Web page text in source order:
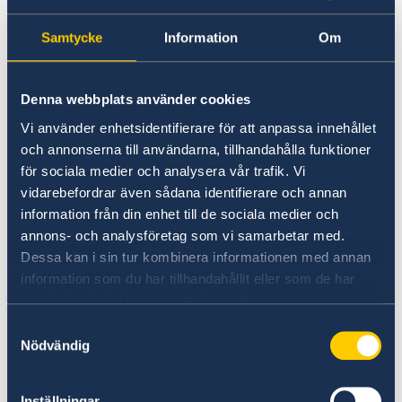
Samtycke Information Om
Denna webbplats använder cookies
Vi använder enhetsidentifierare för att anpassa innehållet
och annonserna till användarna, tillhandahålla funktioner
för sociala medier och analysera vår trafik. Vi
vidarebefordrar även sådana identifierare och annan
information från din enhet till de sociala medier och
annons- och analysföretag som vi samarbetar med.
Dessa kan i sin tur kombinera informationen med annan
information som du har tillhandahållit eller som de har
samlat in när du har använt deras tjänster.
Nödvändig
Sveriges ambassad i Madrid och de svenska
för borgen eller böter, men kan förmedla
pengar från anhöriga.
Förhållanden i häkten och fängelser
Förhållandena i häkten och fängelser varierar
mellan länder och kan i vissa fall vara
bristfälliga.
förnödenheter måste ofta bekostas privat.
Om du saknar egna medel kan UD hjälpa till att